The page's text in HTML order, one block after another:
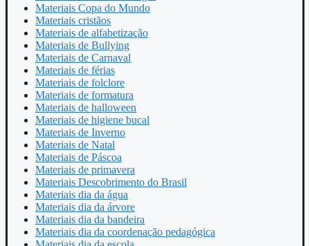
Materiais Copa do Mundo
Materiais cristãos
Materiais de alfabetização
Materiais de Bullying
Materiais de Carnaval
Materiais de férias
Materiais de folclore
Materiais de formatura
Materiais de halloween
Materiais de higiene bucal
Materiais de Inverno
Materiais de Natal
Materiais de Páscoa
Materiais de primavera
Materiais Descobrimento do Brasil
Materiais dia da água
Materiais dia da árvore
Materiais dia da bandeira
Materiais dia da coordenação pedagógica